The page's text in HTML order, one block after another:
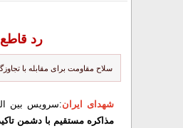
رد
سلاح مقاومت برای مقابله با
شهدای ایران:سرویس بین
مذاکره مستقیم با دشمن